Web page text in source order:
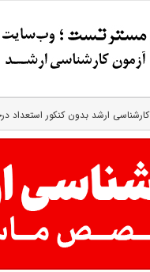
کارشناسی ارشد بدون کنکور استعداد